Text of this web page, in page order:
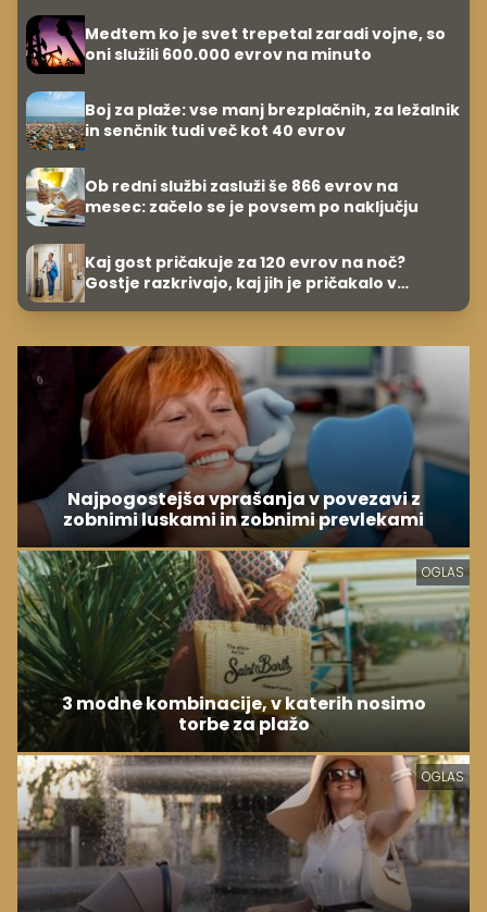
Medtem ko je svet trepetal zaradi vojne, so
oni služili 600.000 evrov na minuto
Boj za plaže: vse manj brezplačnih, za ležalnik
in senčnik tudi več kot 40 evrov
Ob redni službi zasluži še 866 evrov na
mesec: začelo se je povsem po naključju
Kaj gost pričakuje za 120 evrov na noč?
Gostje razkrivajo, kaj jih je pričakalo v
Najpogostejša vprašanja v povezavi z
zobnimi luskami in zobnimi prevlekami
OGLAS
3 modne kombinacije, v katerih nosimo
torbe za plažo
OGLAS